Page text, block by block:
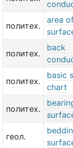
политех.
area
политех.
back
политех.
basic
chart
политех.
геол.